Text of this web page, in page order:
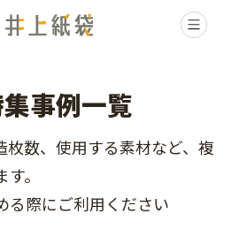
事例一覧
枚数、使用する素材など、複
。
る際にご利用ください